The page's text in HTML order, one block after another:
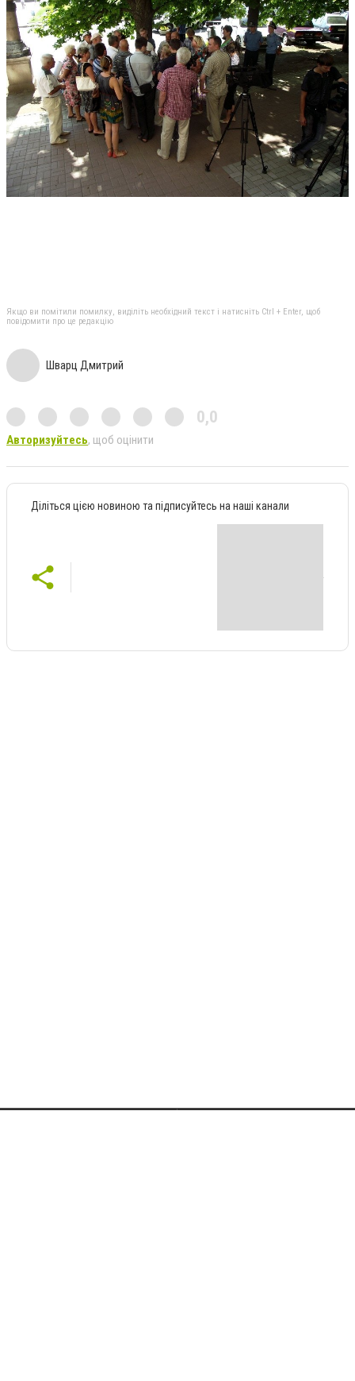
Якщо ви помітили помилку, виділіть необхідний текст і натисніть Ctrl + Enter, щоб
повідомити про це редакцію
Шварц Дмитрий
0,0
Авторизуйтесь, щоб оцінити
Діліться цією новиною та підписуйтесь на наші канали